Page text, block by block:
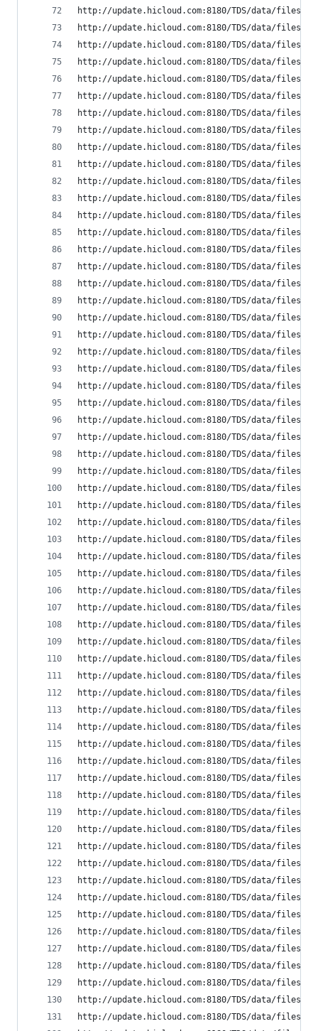
http://update.hicloud.com:8180/TDS/data/files/
http://update.hicloud.com:8180/TDS/data/files/p9/
http://update.hicloud.com:8180/TDS/data/files/p9/
http://update.hicloud.com:8180/TDS/data/files/p9/
http://update.hicloud.com:8180/TDS/data/files/p9/
http://update.hicloud.com:8180/TDS/data/files/p9/
http://update.hicloud.com:8180/TDS/data/files/p9/
http://update.hicloud.com:8180/TDS/data/files/p9/
http://update.hicloud.com:8180/TDS/data/files/p9/
http://update.hicloud.com:8180/TDS/data/files/p9/
http://update.hicloud.com:8180/TDS/data/files/p9/
http://update.hicloud.com:8180/TDS/data/files/p9/
http://update.hicloud.com:8180/TDS/data/files/p9/
http://update.hicloud.com:8180/TDS/data/files/p9/
http://update.hicloud.com:8180/TDS/data/files/p9/
http://update.hicloud.com:8180/TDS/data/files/p9/
http://update.hicloud.com:8180/TDS/data/files/p9/
http://update.hicloud.com:8180/TDS/data/files/p9/
http://update.hicloud.com:8180/TDS/data/files/p9/
http://update.hicloud.com:8180/TDS/data/files/
http://update.hicloud.com:8180/TDS/data/files/p9/
http://update.hicloud.com:8180/TDS/data/files/p9/
http://update.hicloud.com:8180/TDS/data/files/p9/
http://update.hicloud.com:8180/TDS/data/files/p9/
http://update.hicloud.com:8180/TDS/data/files/p9/
http://update.hicloud.com:8180/TDS/data/files/p9/
http://update.hicloud.com:8180/TDS/data/files/p9/
http://update.hicloud.com:8180/TDS/data/files/
http://update.hicloud.com:8180/TDS/data/files/p9/
http://update.hicloud.com:8180/TDS/data/files/p9/
http://update.hicloud.com:8180/TDS/data/files/p9/
http://update.hicloud.com:8180/TDS/data/files/
http://update.hicloud.com:8180/TDS/data/files/
http://update.hicloud.com:8180/TDS/data/files/
http://update.hicloud.com:8180/TDS/data/files/p9/
http://update.hicloud.com:8180/TDS/data/
http://update.hicloud.com:8180/TDS/data/files/
http://update.hicloud.com:8180/TDS/data/files/
http://update.hicloud.com:8180/TDS/data/files/p9/
http://update.hicloud.com:8180/TDS/data/files/p9/
http://update.hicloud.com:8180/TDS/data/files/p9/
http://update.hicloud.com:8180/TDS/data/files/
http://update.hicloud.com:8180/TDS/data/files/p9/
http://update.hicloud.com:8180/TDS/data/files/p9/
http://update.hicloud.com:8180/TDS/data/files/p9/
http://update.hicloud.com:8180/TDS/data/files/
http://update.hicloud.com:8180/TDS/data/files/p9/
http://update.hicloud.com:8180/TDS/data/files/p9/
http://update.hicloud.com:8180/TDS/data/files/p9/
http://update.hicloud.com:8180/TDS/data/files/p9/
http://update.hicloud.com:8180/TDS/data/files/p9/
http://update.hicloud.com:8180/TDS/data/files/p9/
http://update.hicloud.com:8180/TDS/data/files/p9/
http://update.hicloud.com:8180/TDS/data/files/p9/
http://update.hicloud.com:8180/TDS/data/files/p9/
http://update.hicloud.com:8180/TDS/data/files/p9/
http://update.hicloud.com:8180/TDS/data/files/p9/
http://update.hicloud.com:8180/TDS/data/files/p9/
http://update.hicloud.com:8180/TDS/data/files/p9/
http://update.hicloud.com:8180/TDS/data/files/p9/